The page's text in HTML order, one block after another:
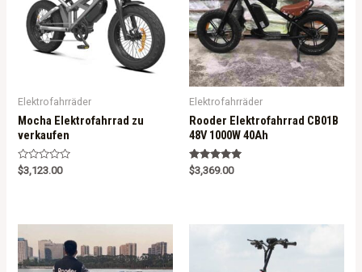
Elektrofahrräder
Mocha Elektrofahrrad zu
verkaufen
R
a
o
u
t
o
f
$3,123.00
Elektrofahrräder
Rooder Elektrofahrrad CB01B
48V 1000W 40Ah
Rated
5.00
$3,369.00